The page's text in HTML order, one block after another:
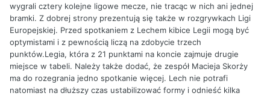
wygrali cztery kolejne ligowe mecze, nie tracąc w nich ani jednej
bramki. Z dobrej strony prezentują się także w rozgrywkach Ligi
Europejskiej. Przed spotkaniem z Lechem kibice Legii mogą być
optymistami i z pewnością liczą na zdobycie trzech
punktów.Legia, która z 21 punktami na koncie zajmuje drugie
miejsce w tabeli. Należy także dodać, że zespół Macieja Skorży
ma do rozegrania jedno spotkanie więcej. Lech nie potrafi
natomiast na dłuższy czas ustabilizować formy i odnieść kilka